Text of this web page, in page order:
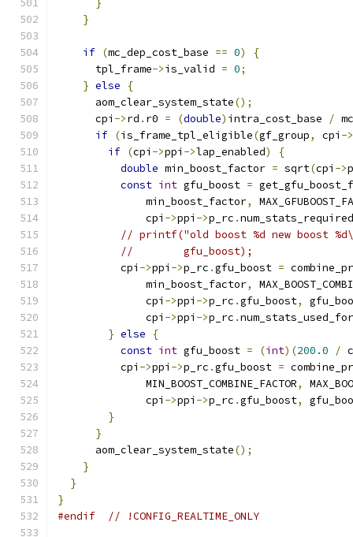
}
}
if (mc_dep_cost_base == 0)
{
      tpl_frame
->is_valid = 0;
} else
{
      aom_clear_system_state
();
      cpi
->rd . r0 = (double) intra_cost_base /
if (is_frame_tpl_eligible(gf_group, cpi ->
if (cpi ->ppi ->lap_enabled)
{
double min_boost_factor = sqrt(cpi ->
const int gfu_boost =
              min_boost_factor
,
              cpi
->ppi ->p_rc .
// printf("old boost %d new boost
//        gfu_boost);
          cpi
->ppi ->p_rc .gfu_boost =
              min_boost_factor
,
              cpi
->ppi ->p_rc .gfu_boost,
              cpi
->ppi ->p_rc .
} else
{
const int gfu_boost = (int)(200.0 /
          cpi
->ppi ->p_rc .gfu_boost =
              MIN_BOOST_COMBINE_FACTOR
,
              cpi
->ppi ->p_rc .gfu_boost,
}
}
      aom_clear_system_state
();
}
}
}
#endif
// !CONFIG_REALTIME_ONLY